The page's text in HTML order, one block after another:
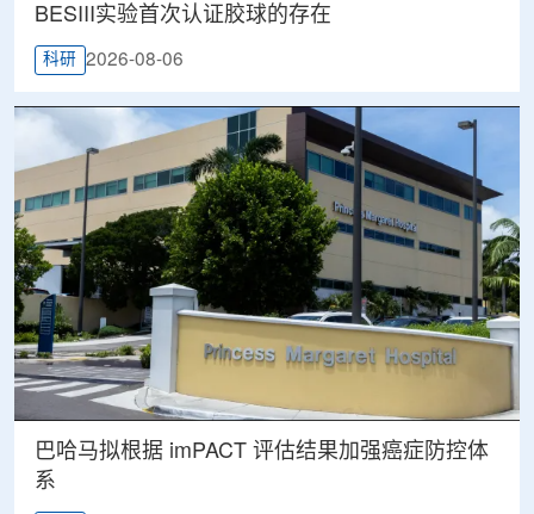
BESIII实验首次认证胶球的存在
科研 2026-08-06
巴哈马拟根据 imPACT 评估结果加强癌症防控体
系